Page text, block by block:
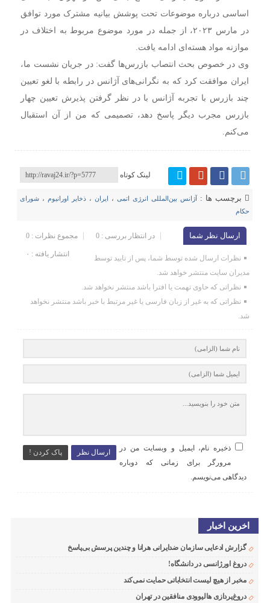
اساسی درباره موضوعات تحت پوشش بیانیه مشترک مورد توافق
در مارس ۲۰۲۳، از جمله در مورد موضوع مربوط به اختلاف در
موازنه مواد هسته‌ای ادامه یافت.
وی در خصوص بحث انتصاب بازرس‌ها گفت: در جریان نشست ما،
ایران موافقت کرد که به نگرانی‌های آژانس در رابطه با لغو تعیین
چند بازرس با تجربه آژانس با در نظر گرفتن پذیرش تعیین چهار
بازرس مجرب دیگر پاسخ دهد، تصمیمی که من از آن استقبال
می‌کنم.
لینک کوتاه
برچسب ها : آژانس بین‌المللی انرژی اتمی ، ایران، ذخایر اورانیوم ، شورای
حکام
ارسال نظر شما مجموع نظرات : 0 در انتظار بررسی : 0
انتشار یافته : ۰
نظرات ارسال شده توسط شما، پس از تایید توسط
مدیران سایت منتشر خواهد شد.
نظراتی که حاوی تهمت یا افترا باشد منتشر نخواهد شد.
نظراتی که به غیر از زبان فارسی یا غیر مرتبط با خبر باشد منتشر نخواهد
شد.
ارسال نظر پاک کردن !
ذخیره نام، ایمیل و وبسایت من در
مرورگر برای زمانی که دوباره
دیدگاهی می‌نویسم.
اخرین اخبار
گزارش ادعایی سازمان ضدایرانی هرانا و چندین پرسش بی‌پاسخ
دروغ اورژانسی در دانشگاه!
مخبر از هیچ لیست انتخاباتی حمایت نمی‌کند
دروغ‌پردازی هالیوودی منافقین در تهران